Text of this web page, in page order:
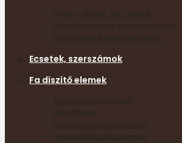
Arany- ezüst- fém lapok
Segédanyagok aranyozáshoz
Szerszámok aranyozáshoz
Ecsetek, szerszámok
Fa díszítő elemek
Bútordíszítő elemek
Bútorlábak
Faragott bútorfeltétdísz
Nyomott díszítő elemek